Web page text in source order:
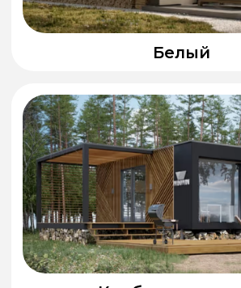
без посредников
Гарантия качества